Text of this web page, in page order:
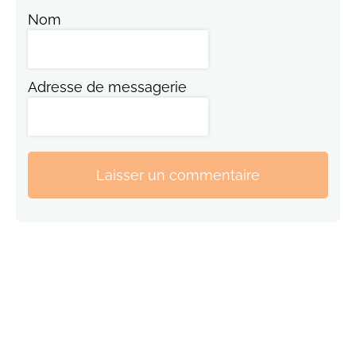
Nom
Adresse de messagerie
Laisser un commentaire